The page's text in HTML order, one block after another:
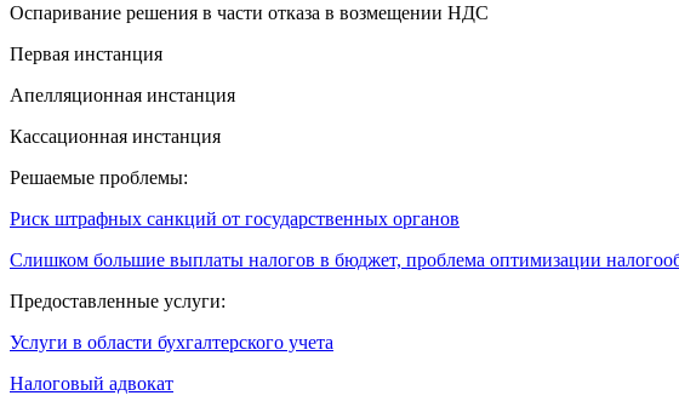
Оспаривание решения в части отказа в возмещении НДС
Первая инстанция
Апелляционная инстанция
Кассационная инстанция
Решаемые проблемы:
Риск штрафных санкций от государственных органов
Слишком большие выплаты налогов в бюджет, проблема оптимизации
Предоставленные услуги:
Услуги в области бухгалтерского учета
Налоговый адвокат